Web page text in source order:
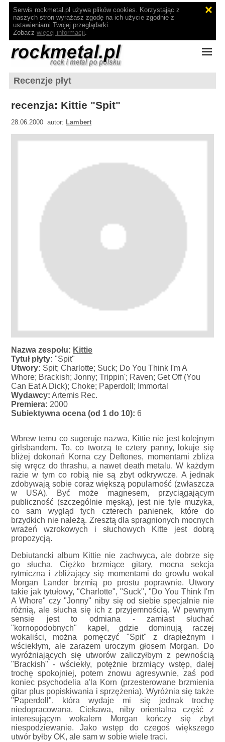
Serwis rockmetal.pl używa plików cookies. Korzystając z
naszych stron wyrażasz zgodę na ich użycie zgodnie z
ustawieniami Twojej przeglądarki.
Zobacz więcej informacji.
Recenzje płyt
recenzja: Kittie "Spit"
28.06.2000 autor: Lambert
Nazwa zespołu: Kittie
Tytuł płyty: "Spit"
Utwory: Spit; Charlotte; Suck; Do You Think I'm A
Whore; Brackish; Jonny; Trippin'; Raven; Get Off (You
Can Eat A Dick); Choke; Paperdoll; Immortal
Wydawcy: Artemis Rec.
Premiera: 2000
Subiektywna ocena (od 1 do 10): 6
Wbrew temu co sugeruje nazwa, Kittie nie jest kolejnym
girlsbandem. To, co tworzą te cztery panny, lokuje się
bliżej dokonań Korna czy Deftones, momentami zbliża
się wręcz do thrashu, a nawet death metalu. W każdym
razie w tym co robią nie są zbyt odkrywcze. A jednak
zdobywają sobie coraz większą popularność (zwłaszcza
w USA). Być może magnesem, przyciągającym
publiczność (szczególnie męską), jest nie tyle muzyka,
co sam wygląd tych czterech panienek, które do
brzydkich nie należą. Zresztą dla spragnionych mocnych
wrażeń wzrokowych i słuchowych Kitte jest dobrą
propozycją.
Debiutancki album Kittie nie zachwyca, ale dobrze się
go słucha. Ciężko brzmiące gitary, mocna sekcja
rytmiczna i zbliżający się momentami do growlu wokal
Morgan Lander brzmią po prostu poprawnie. Utwory
takie jak tytułowy, "Charlotte", "Suck", "Do You Think I'm
A Whore" czy "Jonny" niby się od siebie specjalnie nie
różnią, ale słucha się ich z przyjemnością. W pewnym
sensie jest to odmiana - zamiast słuchać
"kornopodobnych" kapel, gdzie dominują raczej
wokaliści, można pomęczyć "Spit" z drapieżnym i
wściekłym, ale zarazem uroczym głosem Morgan. Do
wyróżniających się utworów zaliczyłbym z pewnością
"Brackish" - wściekły, potężnie brzmiący wstęp, dalej
trochę spokojniej, potem znowu agresywnie, zaś pod
koniec psychodelia a'la Korn (przesterowane brzmienia
gitar plus popiskiwania i sprzężenia). Wyróżnia się także
"Paperdoll", która wydaje mi się jednak trochę
niedopracowana. Ciekawa, niby orientalna część z
interesującym wokalem Morgan kończy się zbyt
niespodziewanie. Jako wstęp do czegoś większego
utwór byłby OK, ale sam w sobie wiele traci.